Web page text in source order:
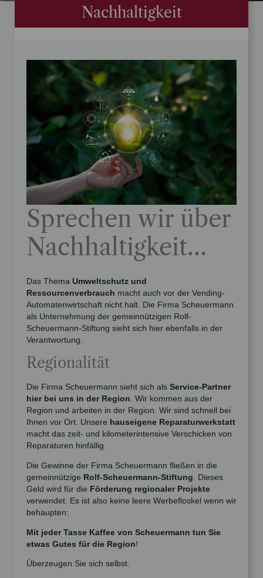
Nachhaltigkeit
Sprechen wir über
Nachhaltigkeit…
Das Thema Umweltschutz und
Ressourcenverbrauch macht auch vor der Vending-
Automatenwirtschaft nicht halt. Die Firma Scheuermann
als Unternehmung der gemeinnützigen Rolf-
Scheuermann-Stiftung sieht sich hier ebenfalls in der
Verantwortung.
Regionalität
Die Firma Scheuermann sieht sich als Service-Partner
hier bei uns in der Region. Wir kommen aus der
Region und arbeiten in der Region. Wir sind schnell bei
Ihnen vor Ort. Unsere hauseigene Reparaturwerkstatt
macht das zeit- und kilometerintensive Verschicken von
Reparaturen hinfällig.
Die Gewinne der Firma Scheuermann fließen in die
gemeinnützige Rolf-Scheuermann-Stiftung . Dieses
Geld wird für die Förderung regionaler Projekte
verwendet. Es ist also keine leere Werbefloskel wenn wir
behaupten:
Mit jeder Tasse Kaffee von Scheuermann tun Sie
etwas Gutes für die Region!
Überzeugen Sie sich selbst.